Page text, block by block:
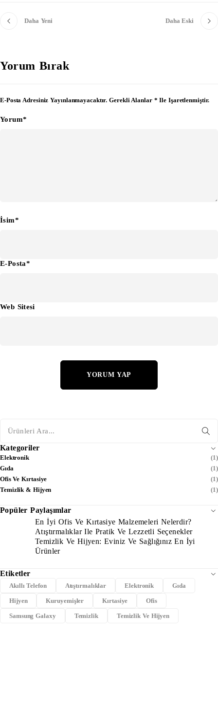
Daha Yeni Daha Eski
Yorum Bırak
E-Posta Adresiniz Yayınlanmayacaktır. Gerekli Alanlar * Ile Işaretlenmiştir.
Yorum*
İsim*
E-Posta*
Web Sitesi
YORUM YAP
Kategoriler
Elektronik
(1)
Gıda
(1)
Ofis Ve Kırtasiye
(1)
Temizlik & Hijyen
(1)
Popüler Paylaşımlar
En İyi Ofis Ve Kırtasiye Malzemeleri Nelerdir?
Atıştırmalıklar Ile Pratik Ve Lezzetli Seçenekler
Temizlik Ve Hijyen: Eviniz Ve Sağlığınız En İyi
Ürünler
Etiketler
Akıllı Telefon Atıştırmalıklar Elektronik Gıda
Hijyen Kuruyemişler Kırtasiye Ofis
Samsung Galaxy Temizlik Temizlik Ve Hijyen